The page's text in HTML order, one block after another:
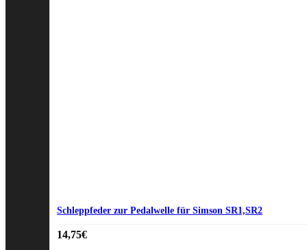
Schleppfeder zur Pedalwelle für Simson SR1,SR2
14,75€